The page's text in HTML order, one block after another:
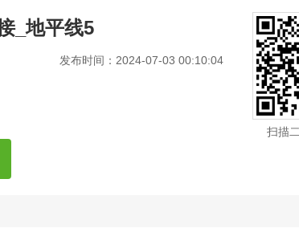
_地平线5
发布时间：2024-07-03 00:10:04
扫描